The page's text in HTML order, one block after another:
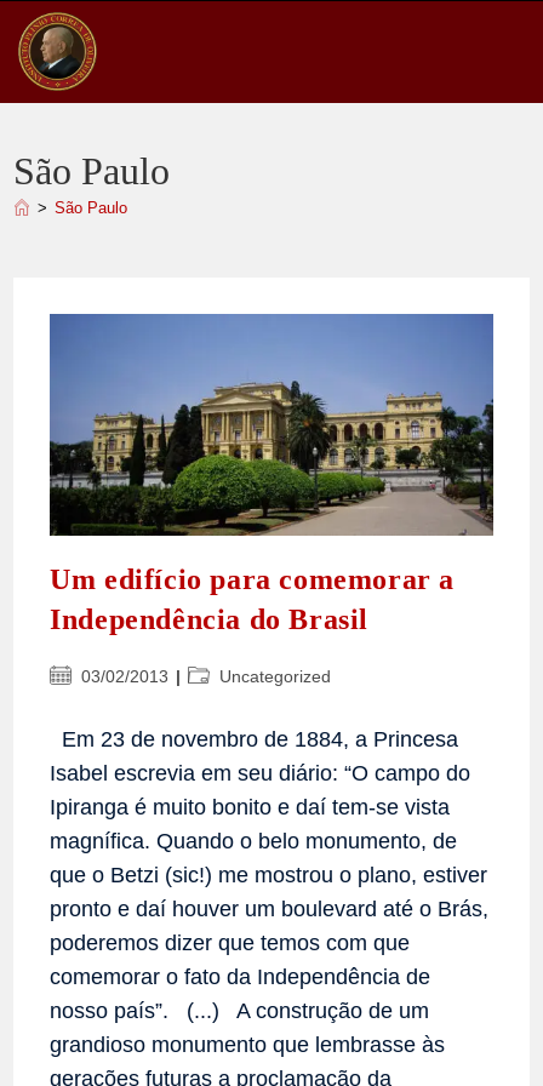
para
conteúdo
São Paulo
> São Paulo
Um edifício para comemorar a
Independência do Brasil
Post03/02/2013
Categoria
Uncategorized
Em 23 de novembro de 1884, a Princesa
Isabel escrevia em seu diário: “O campo do
Ipiranga é muito bonito e daí tem-se vista
magnífica. Quando o belo monumento, de
que o Betzi (sic!) me mostrou o plano, estiver
pronto e daí houver um boulevard até o Brás,
poderemos dizer que temos com que
comemorar o fato da Independência de
nosso país”. (...) A construção de um
grandioso monumento que lembrasse às
gerações futuras a proclamação da